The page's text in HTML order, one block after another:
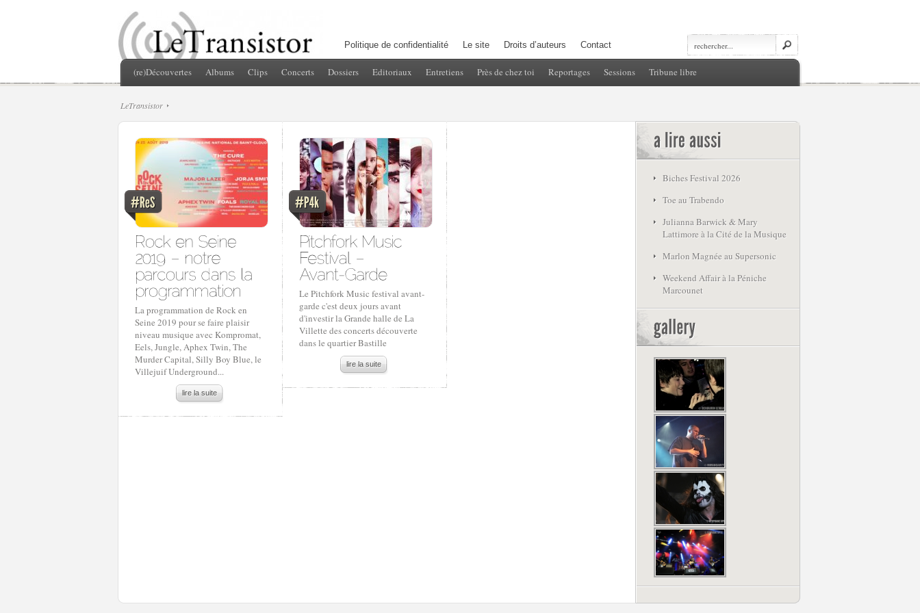
Politique de confidentialité Le site Droits d’auteurs Contact
(re)Découvertes Albums Clips Concerts Dossiers Editoriaux Entretiens Près de chez toi Reportages Sessions Tribune libre
LeTransistor
La programmation de Rock en
Seine 2019 pour se faire plaisir
niveau musique avec Kompromat,
Eels, Jungle, Aphex Twin, The
Murder Capital, Silly Boy Blue, le
Villejuif Underground...
lire la suite
Le Pitchfork Music festival avant-
garde c'est deux jours avant
d'investir la Grande halle de La
Villette des concerts découverte
dans le quartier Bastille
lire la suite
Biches Festival 2026
Toe au Trabendo
Julianna Barwick & Mary
Lattimore à la Cité de la Musique
Marlon Magnée au Supersonic
Weekend Affair à la Péniche
Marcounet